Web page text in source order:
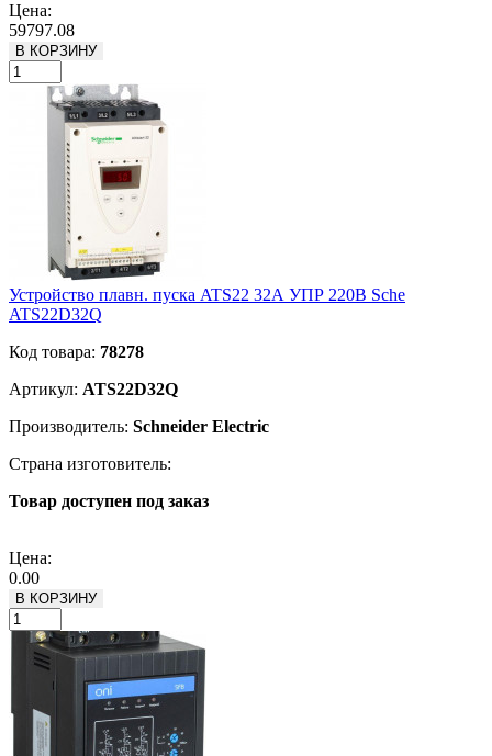
Цена:
59797.08
В КОРЗИНУ
Устройство плавн. пуска ATS22 32А УПР 220В Sche
ATS22D32Q
Код товара: 78278
Артикул: ATS22D32Q
Производитель: Schneider Electric
Страна изготовитель:
Товар доступен под заказ
Цена:
0.00
В КОРЗИНУ